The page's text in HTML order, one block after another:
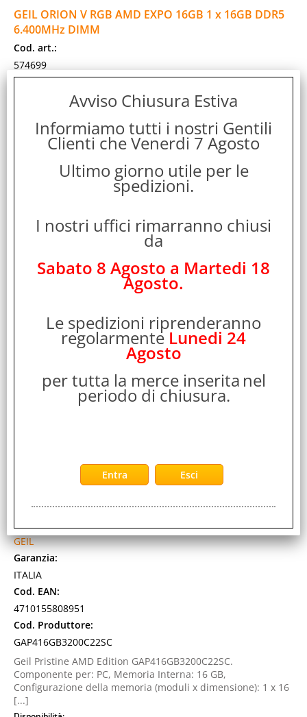
GEIL ORION V RGB AMD EXPO 16GB 1 x 16GB DDR5
6.400MHz DIMM
Cod. art.:
574699
Marca:
ITALIA
Cod. EAN:
4711216731553
GAVSG516GB6400C42ASC
Geil ORION V RGB AMD Edition memoria 16 GB 1 x 16 GB
DDR5
Prezzo:
3.200MHx CL 22 DIMM
574058
GEIL
Garanzia:
ITALIA
Cod. EAN:
4710155808951
Cod. Produttore:
GAP416GB3200C22SC
Geil Pristine AMD Edition GAP416GB3200C22SC.
Componente per: PC, Memoria Interna: 16 GB,
Configurazione della memoria (moduli x dimensione): 1 x 16
[...]
Avviso Chiusura Estiva
Informiamo tutti i nostri Gentili
Clienti che Venerdi 7 Agosto
Ultimo giorno utile per le
spedizioni.
I nostri uffici rimarranno chiusi
da
Sabato 8 Agosto a Martedi 18
Agosto.
Le spedizioni riprenderanno
regolarmente Lunedi 24
Agosto
per tutta la merce inserita nel
periodo di chiusura.